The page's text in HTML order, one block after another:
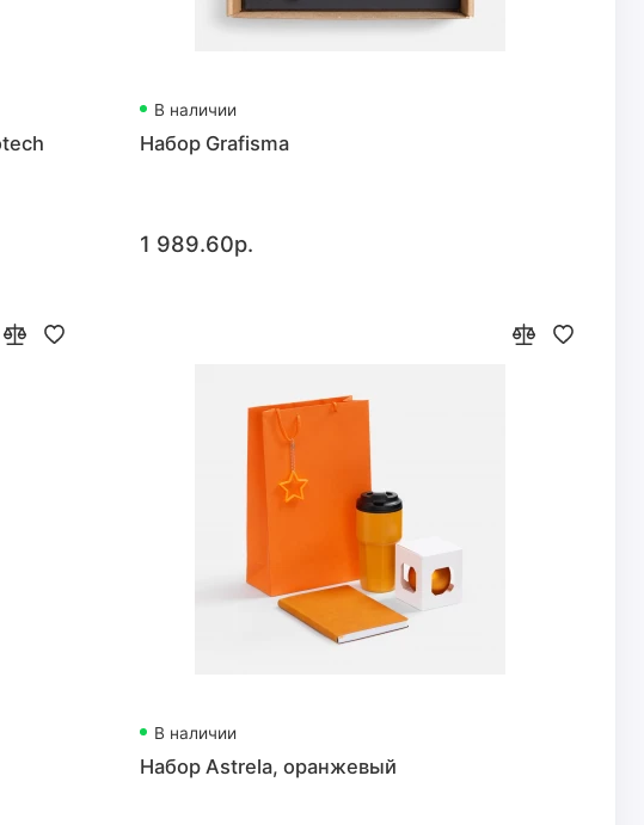
В наличии
Набор Grafisma
1 989.60р.
В наличии
Набор Astrela, оранжевый